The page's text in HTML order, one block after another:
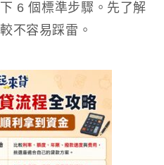
6 個標準步驟。先了解
不容易踩雷。